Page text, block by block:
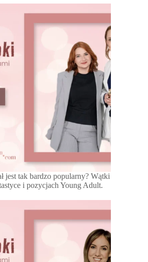
jest tak bardzo popularny? Wątki
i pozycjach Young Adult.